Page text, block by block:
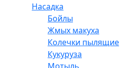
Насадка
Бойлы
Жмых макуха
Колечки пылящие
Кукуруза